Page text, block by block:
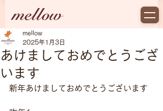
あけましておめでとうござ
います
mellow
2025年1月3日
新年あけましておめでとうございます